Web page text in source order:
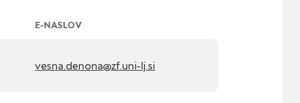
E-NASLOV
vesna.denona@zf.uni-lj.si